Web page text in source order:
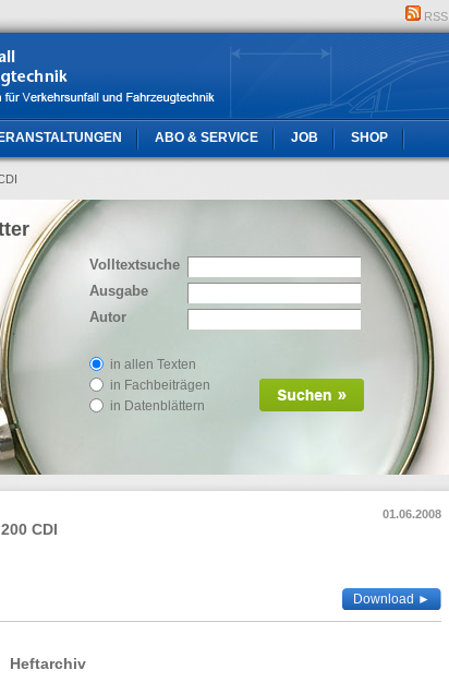
RSS
ABO & SERVICE JOB SHOP
Volltextsuche
Ausgabe
Autor
in allen Texten
in Fachbeiträgen
in Datenblättern
01.06.2008
CDI
Download ►
Heftarchiv